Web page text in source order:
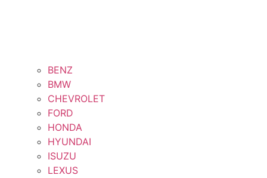
BENZ
BMW
CHEVROLET
FORD
HONDA
HYUNDAI
ISUZU
LEXUS